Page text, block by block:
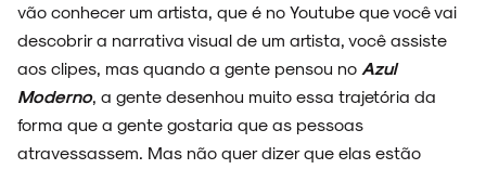
vão conhecer um artista, que é no Youtube que você vai
descobrir a narrativa visual de um artista, você assiste
aos clipes, mas quando a gente pensou no Azul
Moderno, a gente desenhou muito essa trajetória da
forma que a gente gostaria que as pessoas
atravessassem. Mas não quer dizer que elas estão